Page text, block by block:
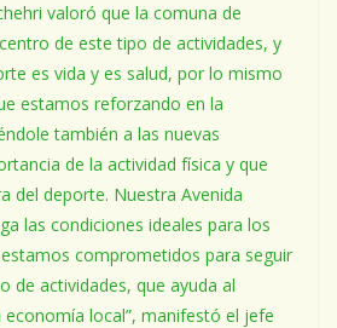
valoró que la comuna de
de este tipo de actividades, y
es vida y es salud, por lo mismo
estamos reforzando en la
también a las nuevas
de la actividad física y que
del deporte. Nuestra Avenida
las condiciones ideales para los
comprometidos para seguir
de actividades, que ayuda al
local”, manifestó el jefe